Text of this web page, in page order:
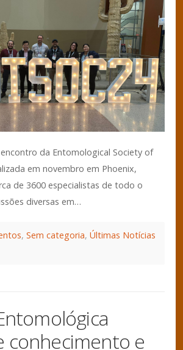
da Entomological Society of
em novembro em Phoenix,
de 3600 especialistas de todo o
diversas em…
, Sem categoria, Últimas Notícias
conhecimento e